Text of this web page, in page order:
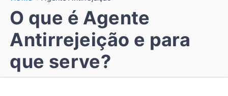
O que é Agente
Antirrejeição e para
que serve?